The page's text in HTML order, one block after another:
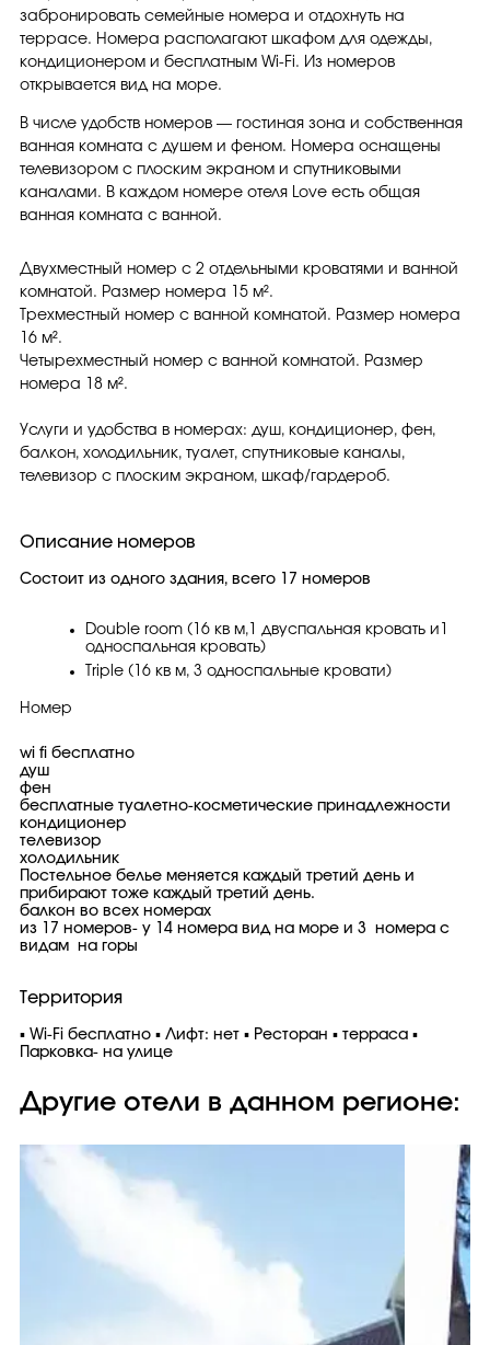
забронировать семейные номера и отдохнуть на
террасе. Номера располагают шкафом для одежды,
кондиционером и бесплатным Wi-Fi. Из номеров
открывается вид на море.
В числе удобств номеров — гостиная зона и собственная
ванная комната с душем и феном. Номера оснащены
телевизором с плоским экраном и спутниковыми
каналами. В каждом номере отеля Love есть общая
ванная комната с ванной.
Двухместный номер с 2 отдельными кроватями и ванной
комнатой. Размер номера 15 м².
Трехместный номер с ванной комнатой. Размер номера
16 м².
Четырехместный номер с ванной комнатой. Размер
номера 18 м².
Услуги и удобства в номерах: душ, кондиционер, фен,
балкон, холодильник, туалет, спутниковые каналы,
телевизор с плоским экраном, шкаф/гардероб.
Описание номеров
Состоит из одного здания, всего 17 номеров
Double room (16 кв м,1 двуспальная кровать и1
односпальная кровать)
Triple (16 кв м, 3 односпальные кровати)
Номер
wi fi бесплатно
душ
фен
бесплатные туалетно-косметические принадлежности
кондиционер
телевизор
холодильник
Постельное белье меняется каждый третий день и
прибирают тоже каждый третий день.
балкон во всех номерах
из 17 номеров- у 14 номера вид на море и 3 номера с
видам на горы
Территория
▪ Wi-Fi бесплатно ▪ Лифт: нет ▪ Ресторан ▪ терраса ▪
Парковка- на улице
Другие отели в данном регионе: